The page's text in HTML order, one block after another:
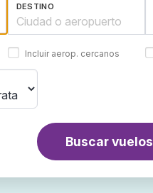
DESTINO
Incluir aerop. cercanos
Buscar vuelos